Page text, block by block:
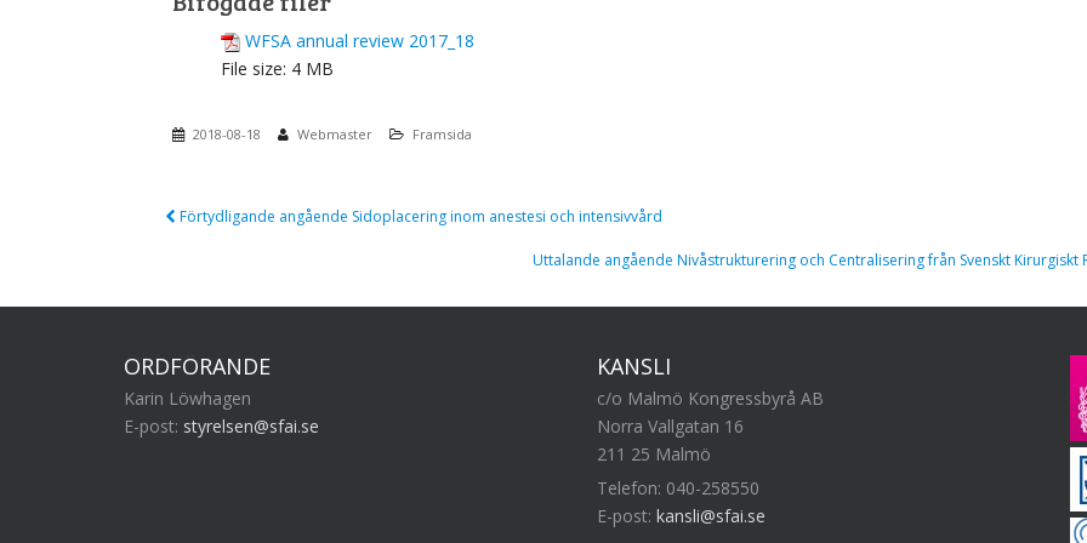
WFSA annual review 2017_18
File size: 4 MB
2018-08-18 Webmaster Framsida
Post
Förtydligande angående Sidoplacering inom anestesi och intensivvård
Uttalande angående Nivåstrukturering och Centralisering från Svenskt Kirurgiskt
ORDFÖRANDE
Karin Löwhagen
E-post: styrelsen@sfai.se
KANSLI
c/o Malmö Kongressbyrå AB
Norra Vallgatan 16
211 25 Malmö
Telefon: 040-258550
E-post: kansli@sfai.se